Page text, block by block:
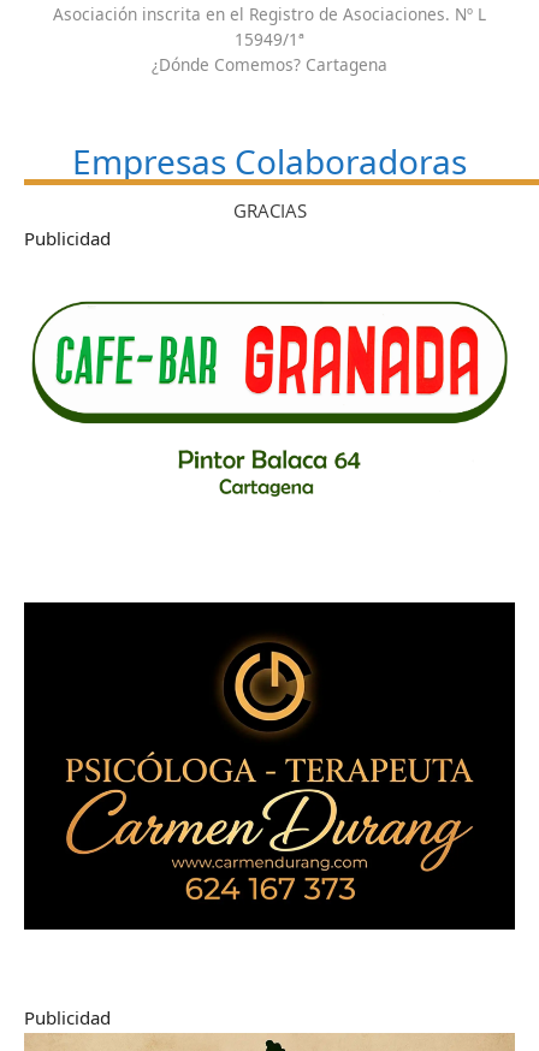
Asociación inscrita en el Registro de Asociaciones. Nº L
15949/1ª
¿Dónde Comemos? Cartagena
Empresas Colaboradoras
GRACIAS
Publicidad
Publicidad